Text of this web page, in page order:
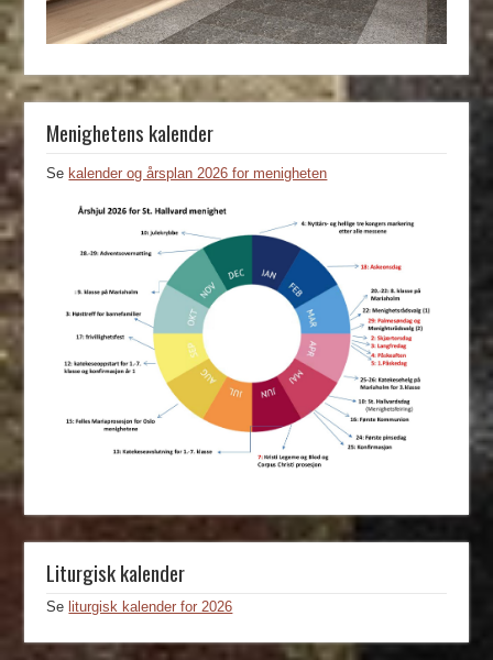
Menighetens kalender
Se kalender og årsplan 2026 for menigheten
Liturgisk kalender
Se liturgisk kalender for 2026